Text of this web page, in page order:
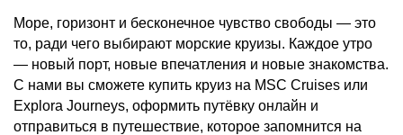
Море, горизонт и бесконечное чувство свободы — это
то, ради чего выбирают морские круизы. Каждое утро
— новый порт, новые впечатления и новые знакомства.
С нами вы сможете купить круиз на MSC Cruises или
Explora Journeys, оформить путёвку онлайн и
отправиться в путешествие, которое запомнится на